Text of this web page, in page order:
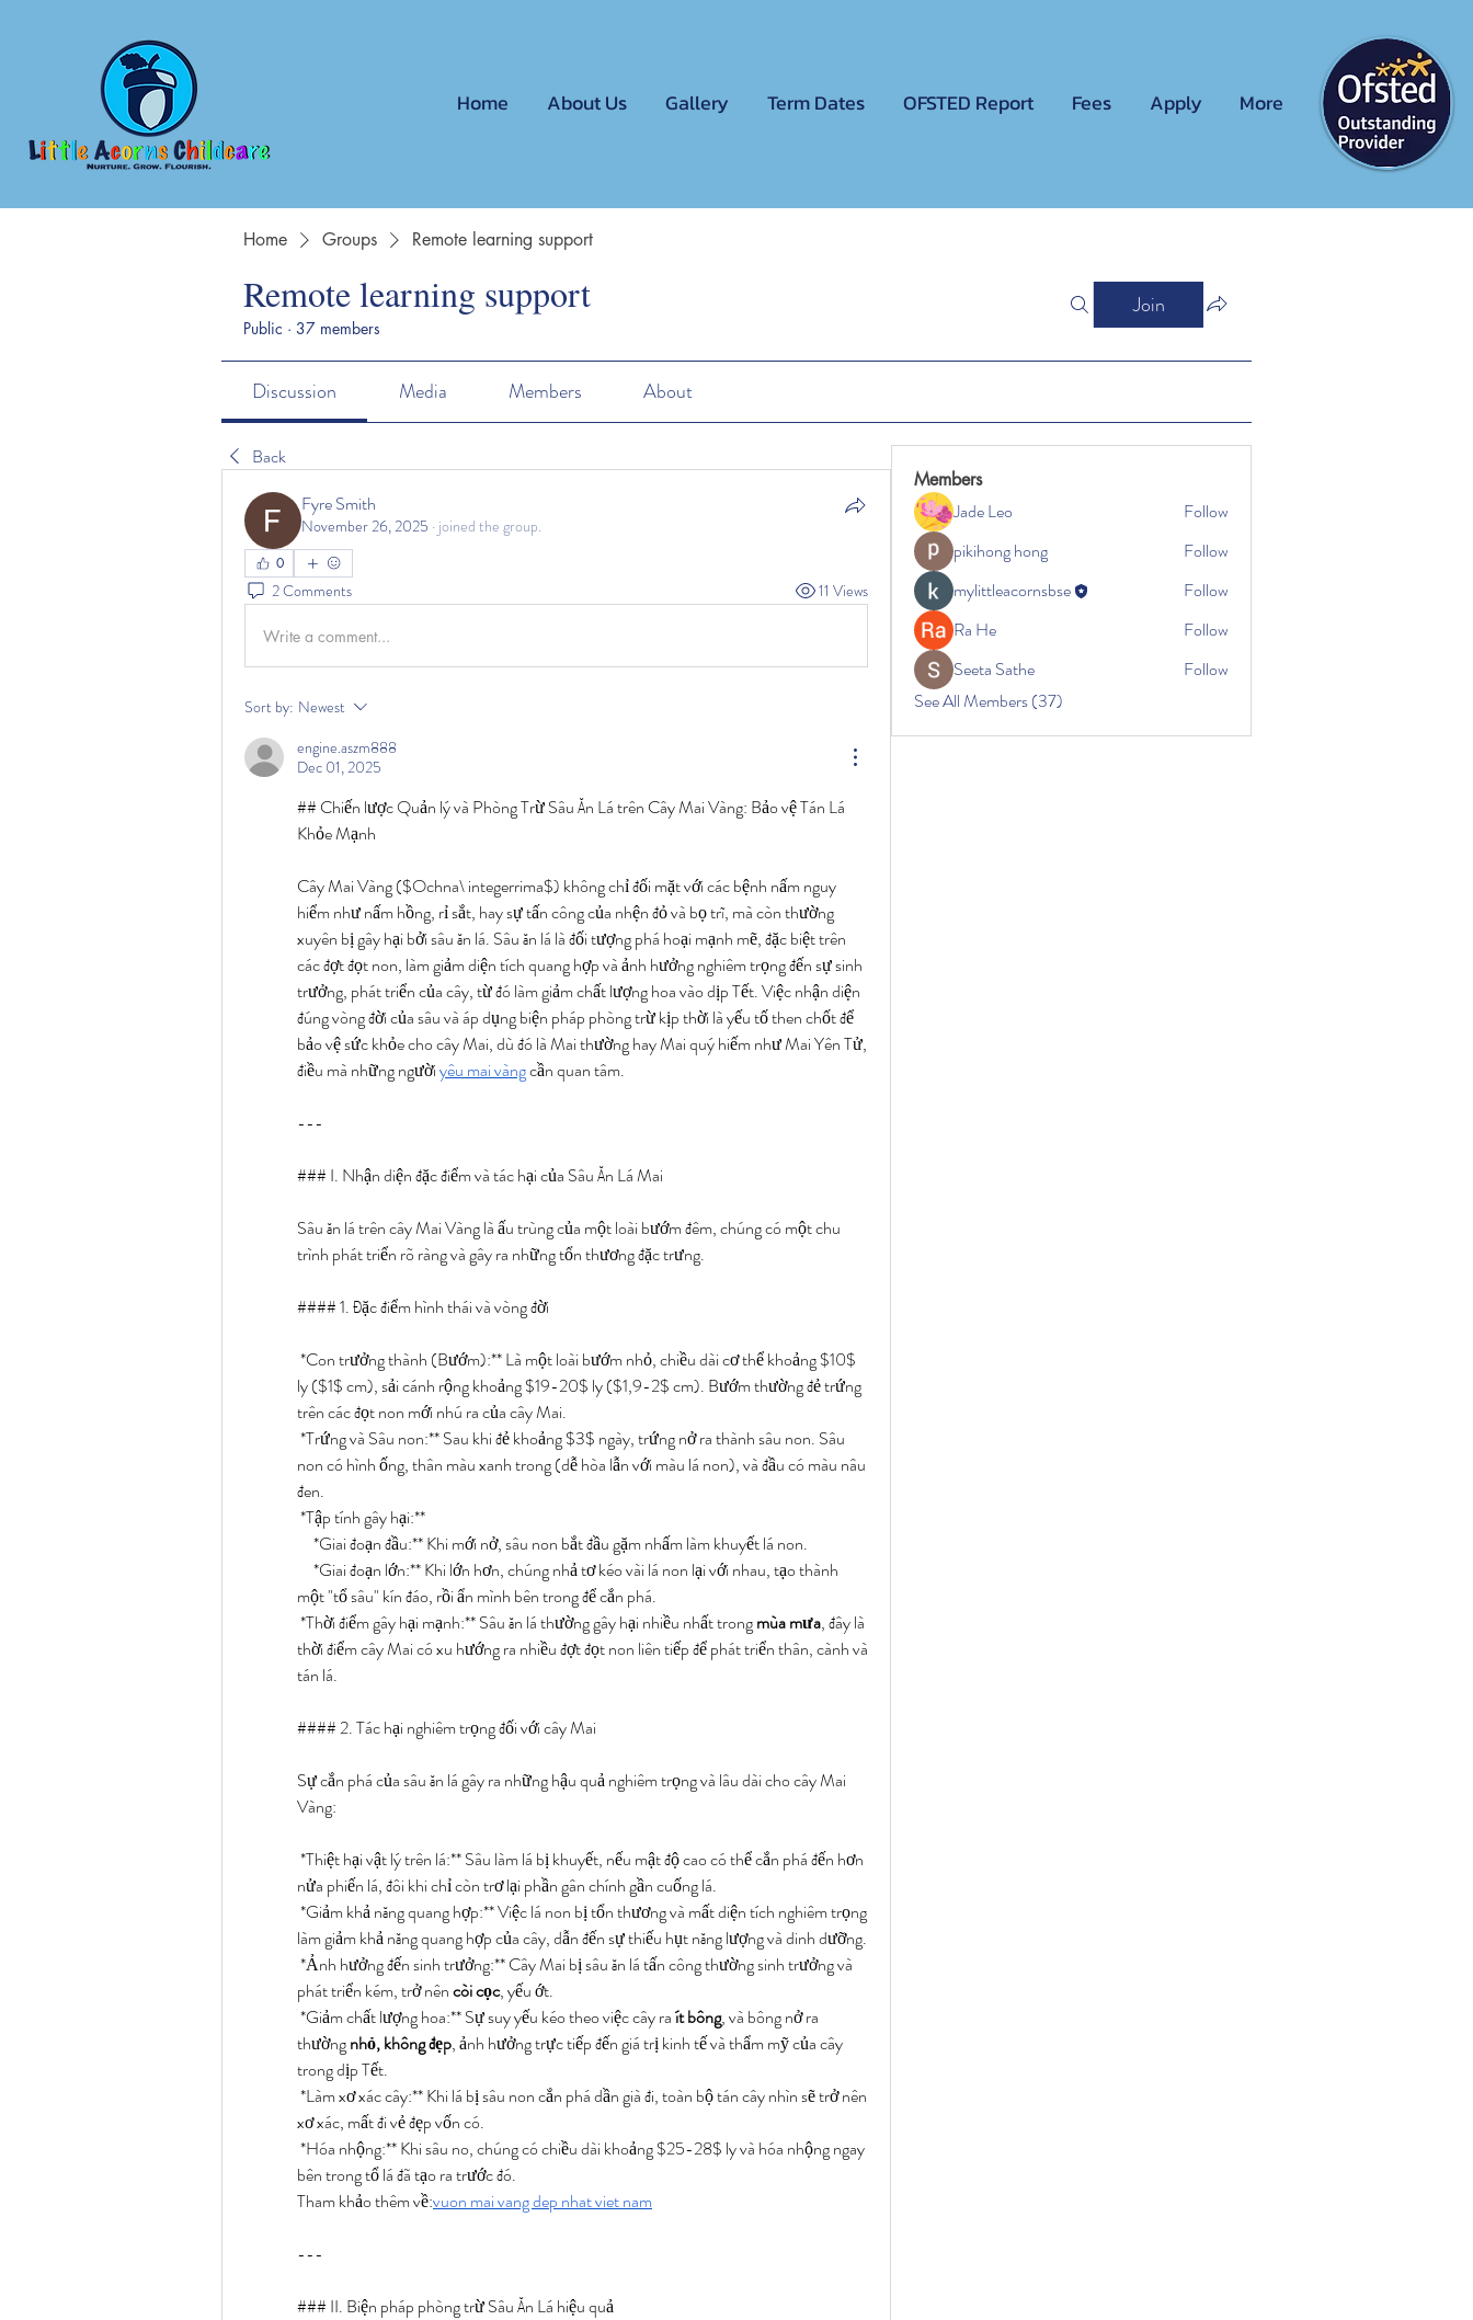
Home About Us Gallery Term Dates OFSTED Report Fees Apply More
Home Groups Remote learning support
Remote learning support
Public · 37 members
Join
Discussion Media Members About
Back
Fyre Smith
November 26, 2025 · joined the group.
0
2 Comments 11 Views
Write a comment...
Sort by: Newest
engine.aszm888
Dec 01, 2025
## Chiến lược Quản lý và Phòng Trừ Sâu Ăn Lá trên Cây Mai Vàng: Bảo vệ Tán Lá
Khỏe Mạnh
Cây Mai Vàng ($Ochna\ integerrima$) không chỉ đối mặt với các bệnh nấm nguy
hiểm như nấm hồng, rỉ sắt, hay sự tấn công của nhện đỏ và bọ trĩ, mà còn thường
xuyên bị gây hại bởi sâu ăn lá. Sâu ăn lá là đối tượng phá hoại mạnh mẽ, đặc biệt trên
các đợt đọt non, làm giảm diện tích quang hợp và ảnh hưởng nghiêm trọng đến sự sinh
trưởng, phát triển của cây, từ đó làm giảm chất lượng hoa vào dịp Tết. Việc nhận diện
đúng vòng đời của sâu và áp dụng biện pháp phòng trừ kịp thời là yếu tố then chốt để
bảo vệ sức khỏe cho cây Mai, dù đó là Mai thường hay Mai quý hiếm như Mai Yên Tử,
điều mà những người yêu mai vàng cần quan tâm.
---
### I. Nhận diện đặc điểm và tác hại của Sâu Ăn Lá Mai
Sâu ăn lá trên cây Mai Vàng là ấu trùng của một loài bướm đêm, chúng có một chu
trình phát triển rõ ràng và gây ra những tổn thương đặc trưng.
#### 1. Đặc điểm hình thái và vòng đời
*Con trưởng thành (Bướm):** Là một loài bướm nhỏ, chiều dài cơ thể khoảng $10$
ly ($1$ cm), sải cánh rộng khoảng $19-20$ ly ($1,9-2$ cm). Bướm thường đẻ trứng
trên các đọt non mới nhú ra của cây Mai.
*Trứng và Sâu non:** Sau khi đẻ khoảng $3$ ngày, trứng nở ra thành sâu non. Sâu
non có hình ống, thân màu xanh trong (dễ hòa lẫn với màu lá non), và đầu có màu nâu
đen.
*Tập tính gây hại:**
*Giai đoạn đầu:** Khi mới nở, sâu non bắt đầu gặm nhấm làm khuyết lá non.
*Giai đoạn lớn:** Khi lớn hơn, chúng nhả tơ kéo vài lá non lại với nhau, tạo thành
một "tổ sâu" kín đáo, rồi ẩn mình bên trong để cắn phá.
*Thời điểm gây hại mạnh:** Sâu ăn lá thường gây hại nhiều nhất trong mùa mưa, đây là
thời điểm cây Mai có xu hướng ra nhiều đợt đọt non liên tiếp để phát triển thân, cành và
tán lá.
#### 2. Tác hại nghiêm trọng đối với cây Mai
Sự cắn phá của sâu ăn lá gây ra những hậu quả nghiêm trọng và lâu dài cho cây Mai
Vàng:
*Thiệt hại vật lý trên lá:** Sâu làm lá bị khuyết, nếu mật độ cao có thể cắn phá đến hơn
nửa phiến lá, đôi khi chỉ còn trơ lại phần gân chính gần cuống lá.
*Giảm khả năng quang hợp:** Việc lá non bị tổn thương và mất diện tích nghiêm trọng
làm giảm khả năng quang hợp của cây, dẫn đến sự thiếu hụt năng lượng và dinh dưỡng.
*Ảnh hưởng đến sinh trưởng:** Cây Mai bị sâu ăn lá tấn công thường sinh trưởng và
phát triển kém, trở nên còi cọc, yếu ớt.
*Giảm chất lượng hoa:** Sự suy yếu kéo theo việc cây ra ít bông, và bông nở ra
thường nhỏ, không đẹp, ảnh hưởng trực tiếp đến giá trị kinh tế và thẩm mỹ của cây
trong dịp Tết.
*Làm xơ xác cây:** Khi lá bị sâu non cắn phá dần già đi, toàn bộ tán cây nhìn sẽ trở nên
xơ xác, mất đi vẻ đẹp vốn có.
*Hóa nhộng:** Khi sâu no, chúng có chiều dài khoảng $25-28$ ly và hóa nhộng ngay
bên trong tổ lá đã tạo ra trước đó.
Tham khảo thêm về:vuon mai vang dep nhat viet nam
---
### II. Biện pháp phòng trừ Sâu Ăn Lá hiệu quả
Members
Jade Leo
Follow
pikihong hong
Follow
mylittleacornsbse
Follow
Ra He
Follow
Seeta Sathe
Follow
See All Members (37)